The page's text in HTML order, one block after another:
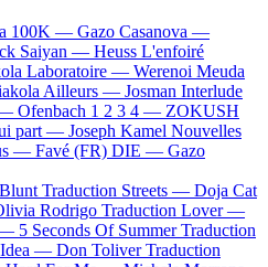
100K — Gazo Casanova —
Saiyan — Heuss L'enfoiré
Laboratoire — Werenoi Meuda
Ailleurs — Josman Interlude
— Ofenbach 1 2 3 4 — ZOKUSH
part — Joseph Kamel Nouvelles
— Favé (FR) DIE — Gazo
Traduction Streets — Doja Cat
Rodrigo Traduction Lover —
— 5 Seconds Of Summer Traduction
Idea — Don Toliver Traduction